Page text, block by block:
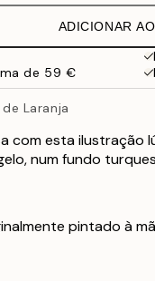
ADICIONAR
de 59 €
Laranja
com esta ilustração
num fundo
pintado à